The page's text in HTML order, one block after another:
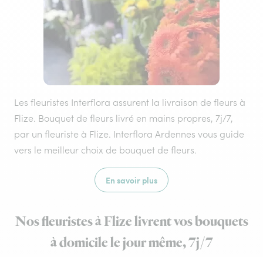
Les fleuristes Interflora assurent la livraison de fleurs à
Flize. Bouquet de fleurs livré en mains propres, 7j/7,
par un fleuriste à Flize. Interflora Ardennes vous guide
vers le meilleur choix de bouquet de fleurs.
En savoir plus
Nos fleuristes à Flize livrent vos bouquets
à domicile le jour même, 7j/7